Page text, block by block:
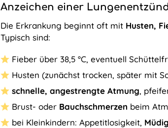
Anzeichen einer
Die Erkrankung beginnt oft mit Husten,
Typisch sind:
Fieber über 38,5 °C, eventuell
Husten (zunächst trocken, später mit
schnelle, angestrengte Atmung,
Brust- oder Bauchschmerzen beim
bei Kleinkindern: Appetitlosigkeit,